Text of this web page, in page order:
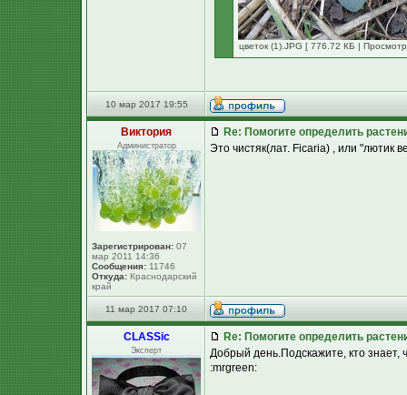
цветок (1).JPG [ 776.72 КБ |
10 мар 2017 19:55
Виктория
Администратор
Зарегистрирован: 07
мар 2011 14:36
Сообщения: 11746
Откуда: Краснодарский
край
Re: Помогите определить
Это чистяк(лат. Ficaria) , или "лютик
11 мар 2017 07:10
CLASSic
Эксперт
Re: Помогите определить
Добрый день.Подскажите, кто знает,
:mrgreen: